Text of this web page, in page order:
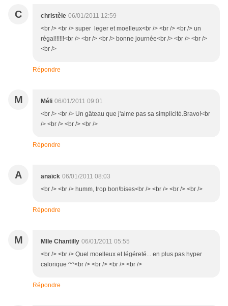
C christèle 06/01/2011 12:59
<br /> <br /> super leger et moelleux<br /> <br /> <br /> un
régal!!!!!!<br /> <br /> <br /> bonne journée<br /> <br /> <br />
<br />
Répondre
M Méli 06/01/2011 09:01
<br /> <br /> Un gâteau que j'aime pas sa simplicité.Bravo!<br
/> <br /> <br /> <br />
Répondre
A anaïck 06/01/2011 08:03
<br /> <br /> humm, trop bon!bises<br /> <br /> <br /> <br />
Répondre
M Mlle Chantilly 06/01/2011 05:55
<br /> <br /> Quel moelleux et légéreté... en plus pas hyper
calorique ^^<br /> <br /> <br /> <br />
Répondre